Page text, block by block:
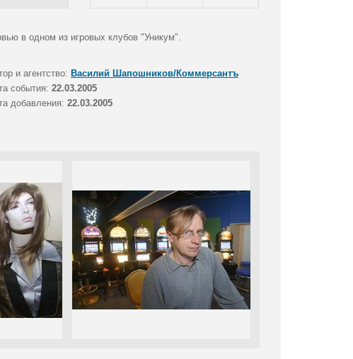
в одном из игровых клубов "Уникум".
и агентство: Василий Шапошников/Коммерсантъ
события: 22.03.2005
добавления: 22.03.2005